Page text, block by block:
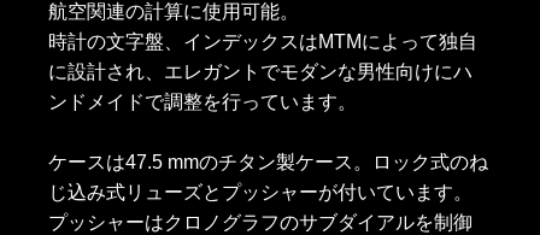
航空関連の計算に使用可能。
時計の文字盤、インデックスはMTMによって独自
に設計され、エレガントでモダンな男性向けにハ
ンドメイドで調整を行っています。
ケースは47.5 mmのチタン製ケース。ロック式のね
じ込み式リューズとプッシャーが付いています。
プッシャーはクロノグラフのサブダイアルを制御